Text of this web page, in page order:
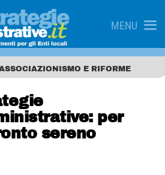
MENU
E RIFORME
per
sereno